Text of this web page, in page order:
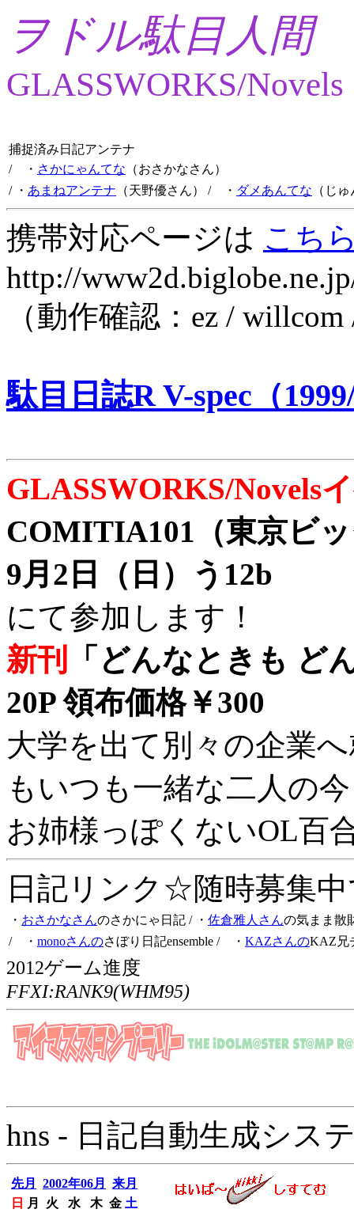
ヲドル駄目人間
GLASSWORKS/Novels
捕捉済み日記アンテナ
/ ・ さかにゃんてな （おさかなさん）
/ ・ あまねアンテナ （天野優さん） / ・ ダメあんてな （じ
携帯対応ページは こち
http://
（動作確認：ez /
駄目日誌R V-spec（
GLASSWORKS/Novels
COMITIA101（東京ビ
9月2日（日）う12b
にて参加します！
新刊
「どんなときも ど
20P 領布価格￥300
大学を出て別々の企業
もいつも一緒な二人の
お姉様っぽくないOL百
日記リンク☆随時募集
・ おさかなさんのさかにゃ日記 / ・ 佐倉雅人さんの気まま散
/ ・ monoさんのさぼり日記ensemble / ・ KAZさんのKAZ兄
2012ゲーム進度
FFXI:RANK9(WHM95)
hns - 日記自動生成シス
先月 2002年06月
来月
日
月 火 水 木 金 土